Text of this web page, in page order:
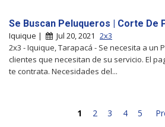
Se Buscan Peluqueros | Corte De
Iquique | Jul 20, 2021 2x3
2x3 - Iquique, Tarapacá - Se necesita a un
clientes que necesitan de su servicio. El
te contrata. Necesidades del...
1 2 3 4 5